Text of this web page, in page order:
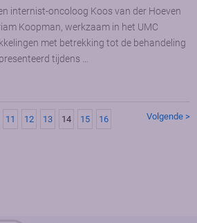
internist-oncoloog Koos van der Hoeven
Koopman, werkzaam in het UMC
met betrekking tot de behandeling
tijdens …
11 12 13 14 15 16 Volgende >